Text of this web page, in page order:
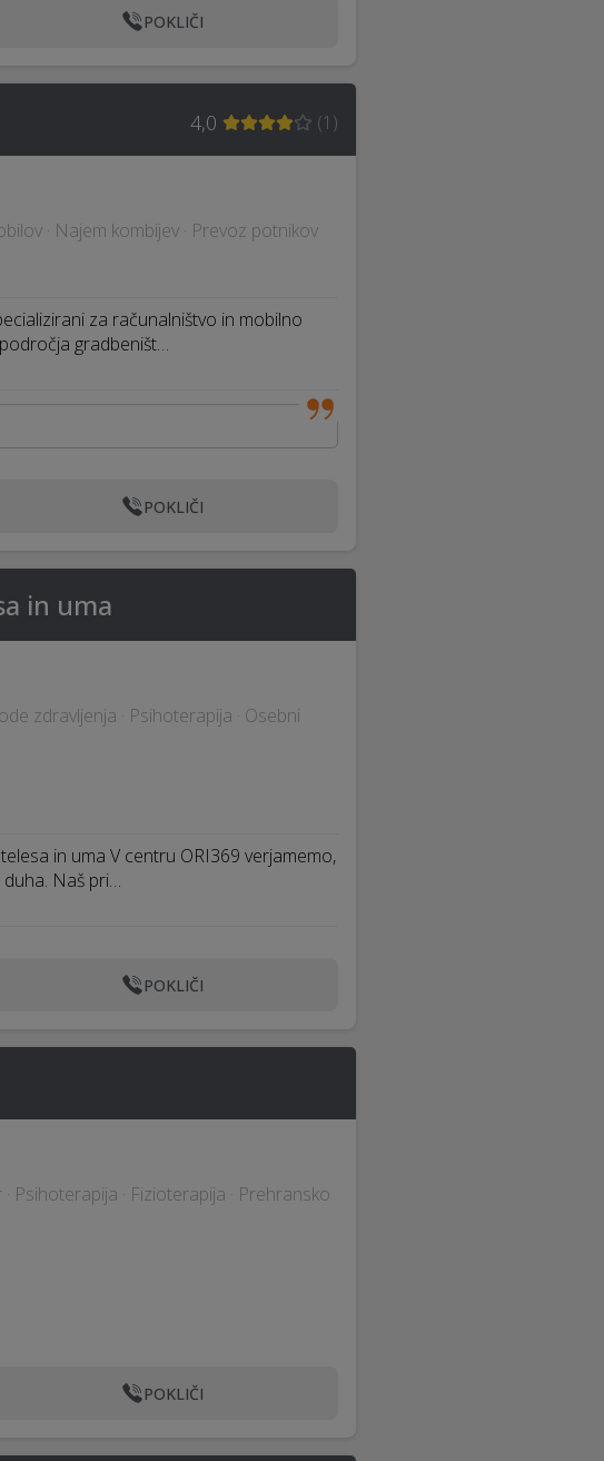
POKLIČI
4,0 (1 )
· Najem kombijev · Prevoz potnikov
za računalništvo in mobilno
gradbeništ…
POKLIČI
in uma
zdravljenja · Psihoterapija · Osebni
in uma V centru ORI369 verjamemo,
Naš pri…
POKLIČI
Psihoterapija · Fizioterapija · Prehransko
POKLIČI